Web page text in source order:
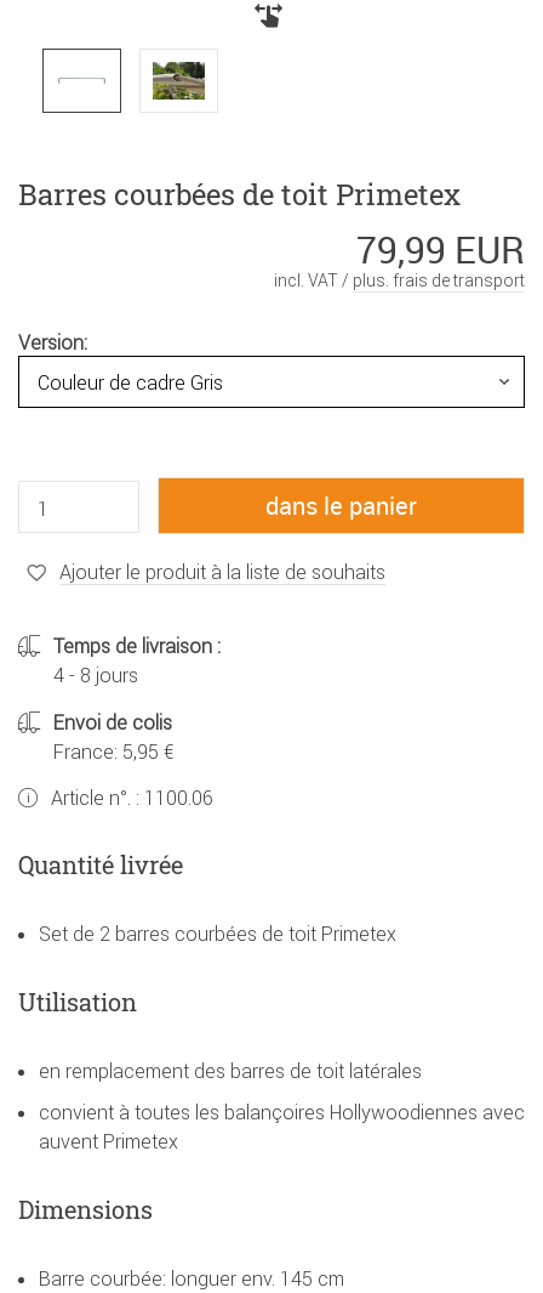
Barres courbées de toit Primetex
79,99 EUR
incl. VAT / plus. frais de transport
Version:
Ajouter le produit à la liste de souhaits
Temps de livraison :
4 - 8 jours
Envoi de colis
France: 5,95 €
Article n°. : 1100.06
Quantité livrée
Set de 2 barres courbées de toit Primetex
Utilisation
en remplacement des barres de toit latérales
convient à toutes les balançoires Hollywoodiennes avec
auvent Primetex
Dimensions
Barre courbée: longuer env. 145 cm